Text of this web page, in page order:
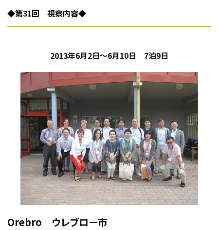
◆第31回 視察内容◆
2013年6月2日～6月10日 7泊9日
Orebro ウレブロー市